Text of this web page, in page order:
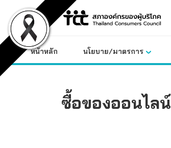
content
หน้าหลัก นโยบาย/มาตรการ
ซื้อของออนไลน์